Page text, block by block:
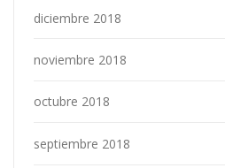
diciembre 2018
noviembre 2018
octubre 2018
septiembre 2018